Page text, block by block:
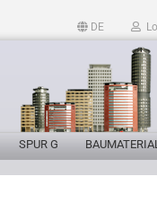
DE
SPUR G